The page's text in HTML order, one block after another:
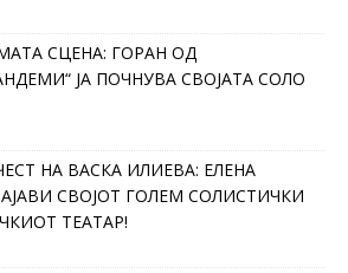
СЦЕНА: ГОРАН ОД
ЈА ПОЧНУВА СВОЈАТА СОЛО
НА ВАСКА ИЛИЕВА: ЕЛЕНА
СВОЈОТ ГОЛЕМ СОЛИСТИЧКИ
ТЕАТАР!